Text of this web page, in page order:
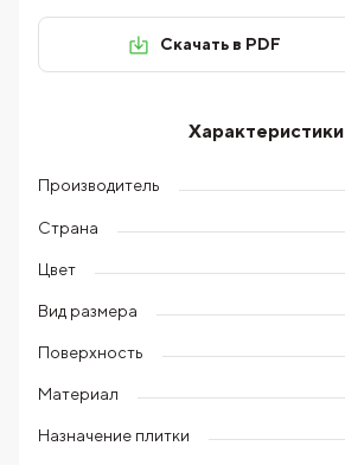
Скачать в PDF
Характеристики
Производитель
Страна
Цвет
Вид размера
Поверхность
Материал
Назначение плитки